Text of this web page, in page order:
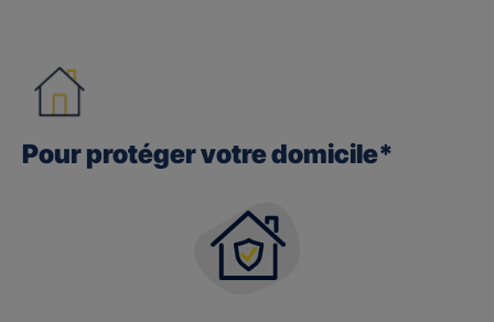
Pour protéger votre domicile*